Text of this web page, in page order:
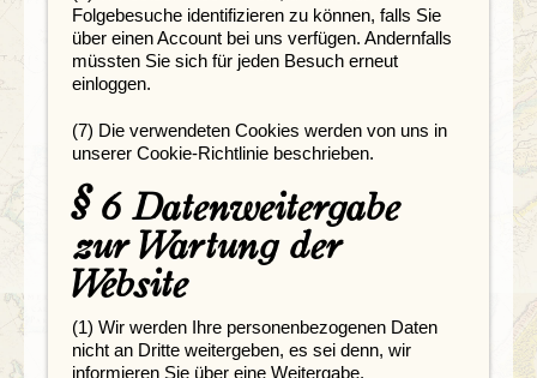
Folgebesuche identifizieren zu können, falls Sie
über einen Account bei uns verfügen. Andernfalls
müssten Sie sich für jeden Besuch erneut
einloggen.
(7) Die verwendeten Cookies werden von uns in
unserer Cookie-Richtlinie beschrieben.
§ 6 Datenweitergabe
zur Wartung der
Website
(1) Wir werden Ihre personenbezogenen Daten
nicht an Dritte weitergeben, es sei denn, wir
informieren Sie über eine Weitergabe.